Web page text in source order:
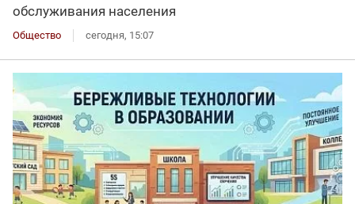
обслуживания населения
Общество сегодня, 15:07